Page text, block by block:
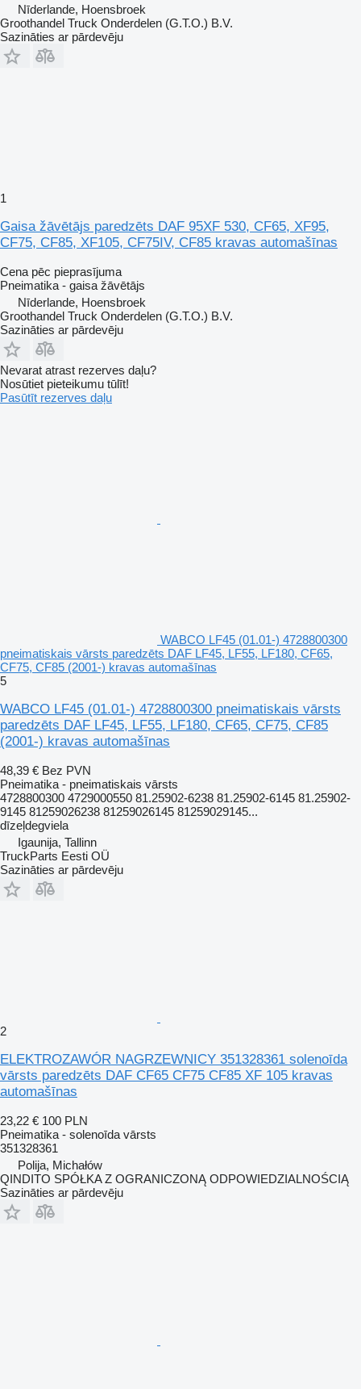
Nīderlande, Hoensbroek
Groothandel Truck Onderdelen (G.T.O.) B.V.
Sazināties ar pārdevēju
1
Gaisa žāvētājs paredzēts DAF 95XF 530, CF65, XF95,
CF75, CF85, XF105, CF75IV, CF85 kravas automašīnas
Cena pēc pieprasījuma
Pneimatika - gaisa žāvētājs
Nīderlande, Hoensbroek
Groothandel Truck Onderdelen (G.T.O.) B.V.
Sazināties ar pārdevēju
Nevarat atrast rezerves daļu?
Nosūtiet pieteikumu tūlīt!
Pasūtīt rezerves daļu
WABCO LF45 (01.01-) 4728800300
pneimatiskais vārsts paredzēts DAF LF45, LF55, LF180, CF65,
CF75, CF85 (2001-) kravas automašīnas
5
WABCO LF45 (01.01-) 4728800300 pneimatiskais vārsts
paredzēts DAF LF45, LF55, LF180, CF65, CF75, CF85
(2001-) kravas automašīnas
48,39 € Bez PVN
Pneimatika - pneimatiskais vārsts
4728800300 4729000550 81.25902-6238 81.25902-6145 81.25902-
9145 81259026238 81259026145 81259029145...
dīzeļdegviela
Igaunija, Tallinn
TruckParts Eesti OÜ
Sazināties ar pārdevēju
2
ELEKTROZAWÓR NAGRZEWNICY 351328361 solenoīda
vārsts paredzēts DAF CF65 CF75 CF85 XF 105 kravas
automašīnas
23,22 € 100 PLN
Pneimatika - solenoīda vārsts
351328361
Polija, Michałów
QINDITO SPÓŁKA Z OGRANICZONĄ ODPOWIEDZIALNOŚCIĄ
Sazināties ar pārdevēju